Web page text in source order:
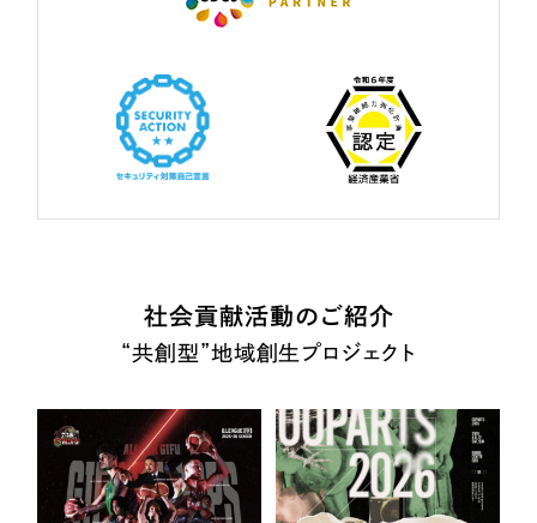
社会貢献活動のご紹介
“共創型”地域創生プロジェクト